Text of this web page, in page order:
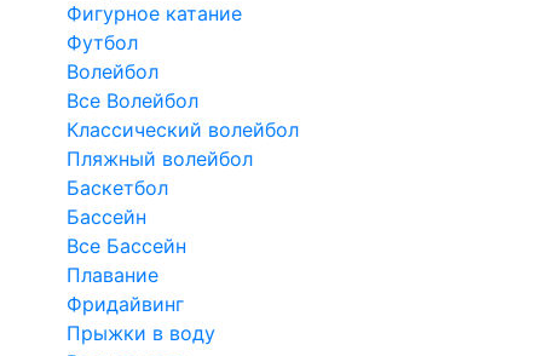
Фигурное катание
Футбол
Волейбол
Все Волейбол
Классический волейбол
Пляжный волейбол
Баскетбол
Бассейн
Все Бассейн
Плавание
Фридайвинг
Прыжки в воду